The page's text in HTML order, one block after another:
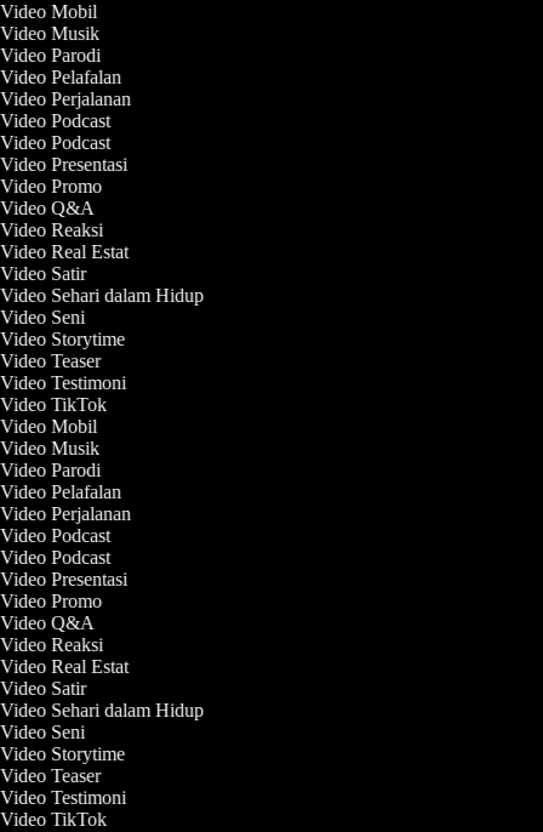
Video Mobil
Video Musik
Video Parodi
Video Pelafalan
Video Perjalanan
Video Podcast
Video Podcast
Video Presentasi
Video Promo
Video Q&A
Video Reaksi
Video Real Estat
Video Satir
Video Sehari dalam Hidup
Video Seni
Video Storytime
Video Teaser
Video Testimoni
Video TikTok
Video Mobil
Video Musik
Video Parodi
Video Pelafalan
Video Perjalanan
Video Podcast
Video Podcast
Video Presentasi
Video Promo
Video Q&A
Video Reaksi
Video Real Estat
Video Satir
Video Sehari dalam Hidup
Video Seni
Video Storytime
Video Teaser
Video Testimoni
Video TikTok